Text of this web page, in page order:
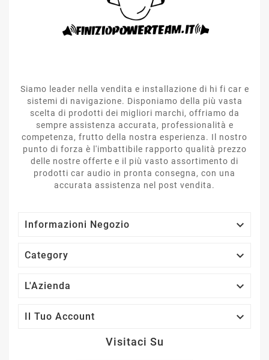
Siamo leader nella vendita e installazione di hi fi car e
sistemi di navigazione. Disponiamo della più vasta
scelta di prodotti dei migliori marchi, offriamo da
sempre assistenza accurata, professionalità e
competenza, frutto della nostra esperienza. Il nostro
punto di forza è l'imbattibile rapporto qualità prezzo
delle nostre offerte e il più vasto assortimento di
prodotti car audio in pronta consegna, con una
accurata assistenza nel post vendita.
Informazioni Negozio 
Category 
L'Azienda 
Il Tuo Account 
Visitaci Su